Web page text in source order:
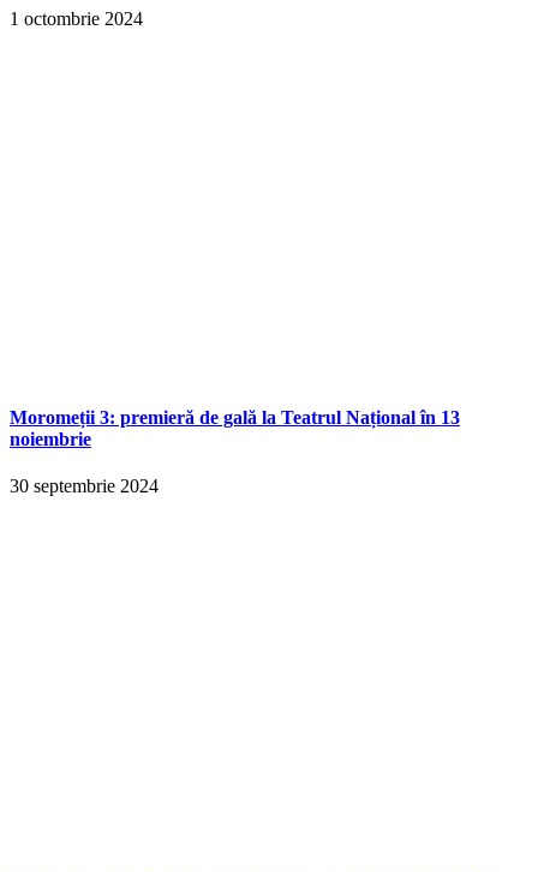
1 octombrie 2024
Moromeții 3: premieră de gală la Teatrul Național în 13
noiembrie
30 septembrie 2024